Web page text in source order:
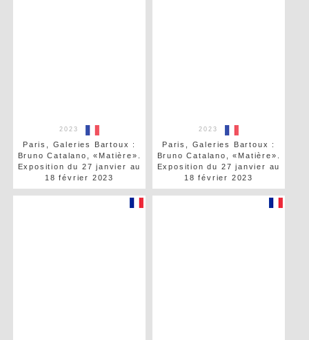
2023
Paris, Galeries Bartoux :
Bruno Catalano, «Matière».
Exposition du 27 janvier au
18 février 2023
2023
Paris, Galeries Bartoux :
Bruno Catalano, «Matière».
Exposition du 27 janvier au
18 février 2023